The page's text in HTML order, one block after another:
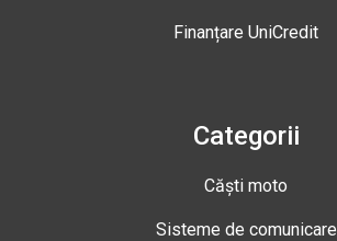
Finanțare UniCredit
Categorii
Căști moto
Sisteme de comunicare